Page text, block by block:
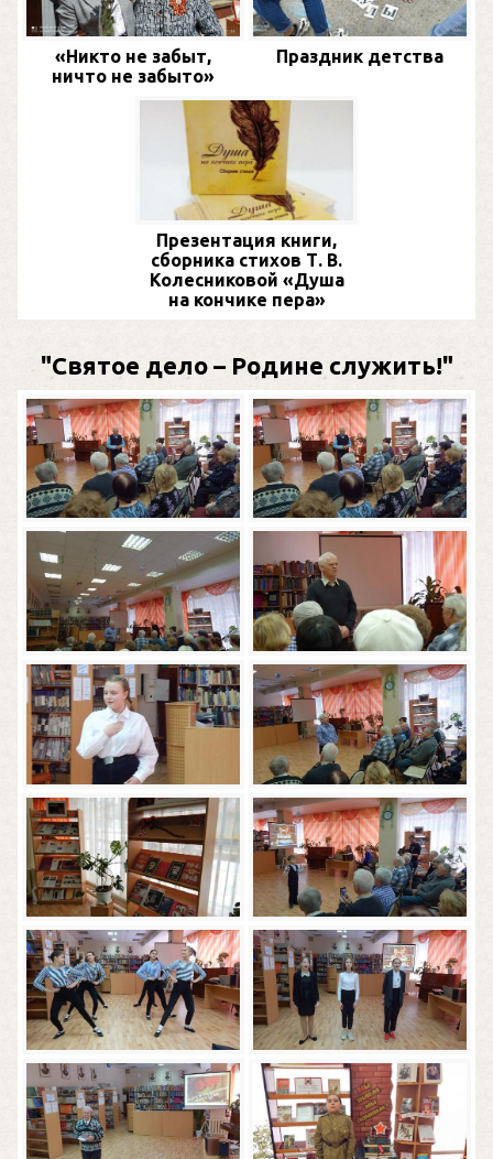
«Никто не забыт,
ничто не забыто»
Праздник детства
Презентация книги,
сборника стихов Т. В.
Колесниковой «Душа
на кончике пера»
"Святое дело – Родине служить!"